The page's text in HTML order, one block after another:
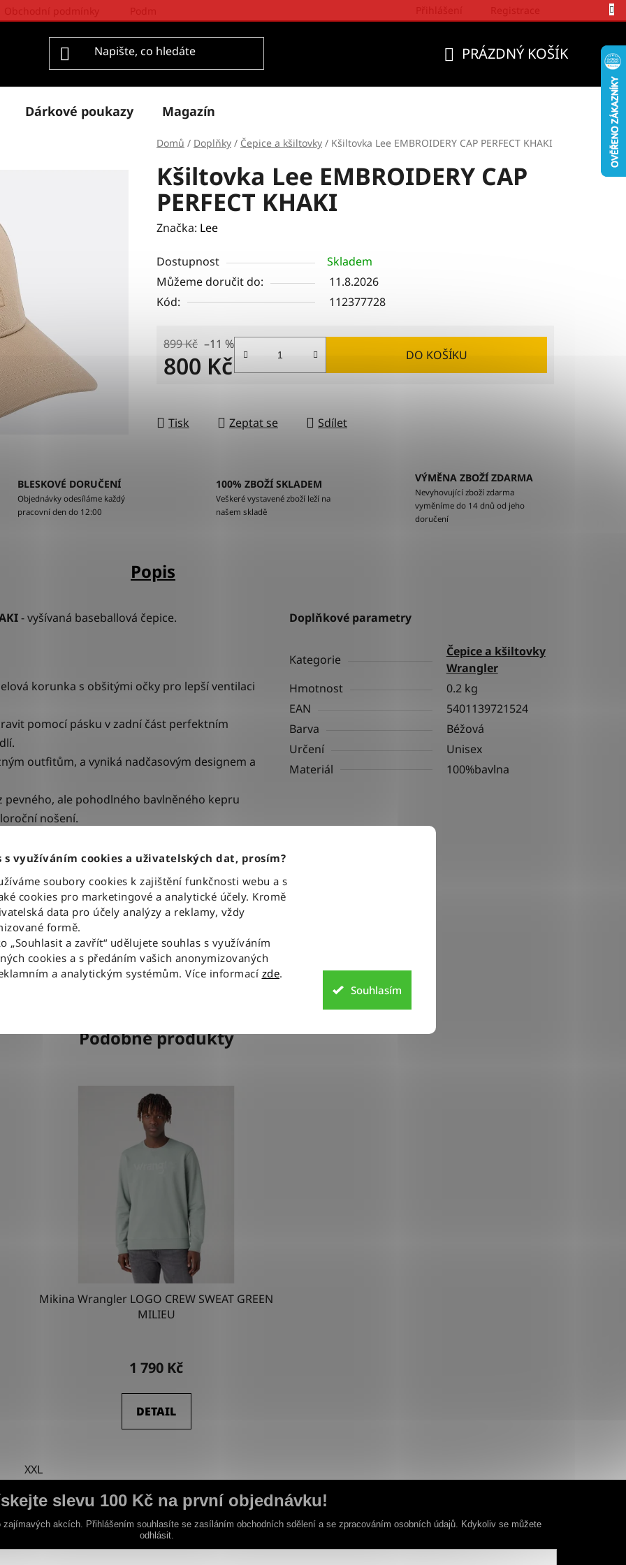
s využíváním cookies a uživatelských dat, prosím?
soubory cookies k zajištění funkčnosti webu a s
cookies pro marketingové a analytické účely. Kromě
data pro účely analýzy a reklamy, vždy
formě.
„Souhlasit a zavřít“ udělujete souhlas s využíváním
cookies a s předáním vašich anonymizovaných
a analytickým systémům. Více informací zde.
Souhlasím
PRÁZDNÝ KOŠÍK
Dárkové poukazy Magazín
Domů / Doplňky / Čepice a kšiltovky / Kšiltovka Lee EMBROIDERY CAP PERFECT KHAKI
Kšiltovka Lee EMBROIDERY CAP
PERFECT KHAKI
Značka: Lee
Dostupnost
Skladem
Můžeme doručit do:
11.8.2026
Kód:
112377728
899 Kč –11 %
800 Kč DO KOŠÍKU
Tisk Zeptat se Sdílet
BLESKOVÉ DORUČENÍ
Objednávky odesíláme každý
pracovní den do 12:00
100% ZBOŽÍ SKLADEM
Veškeré vystavené zboží leží na
našem skladě
VÝMĚNA ZBOŽÍ ZDARMA
Nevyhovující zboží zdarma
vyměníme do 14 dnů od jeho
doručení
Popis
- vyšívaná baseballová čepice.
korunka s obšitými očky pro lepší ventilaci
pomocí pásku v zadní část perfektním
outfitům, a vyniká nadčasovým designem a
pevného, ale pohodlného bavlněného kepru
nošení.
logem Lee v odpovídajícím tónu na
nádech autenticity a sofistikovanosti, díky
před slunečními paprsky a zároveň
Doplňkové parametry
Kategorie
Čepice a kšiltovky
Wrangler
Hmotnost
0.2 kg
EAN
5401139721524
Barva
Béžová
Určení
Unisex
Materiál
100%bavlna
Podobné produkty
Mikina Wrangler LOGO CREW SWEAT GREEN
MILIEU
1 790 Kč
DETAIL
XXL
slevu 100 Kč na první objednávku!
akcích. Přihlášením souhlasíte se zasíláním obchodních sdělení a se zpracováním osobních údajů. Kdykoliv se můžete
odhlásit.